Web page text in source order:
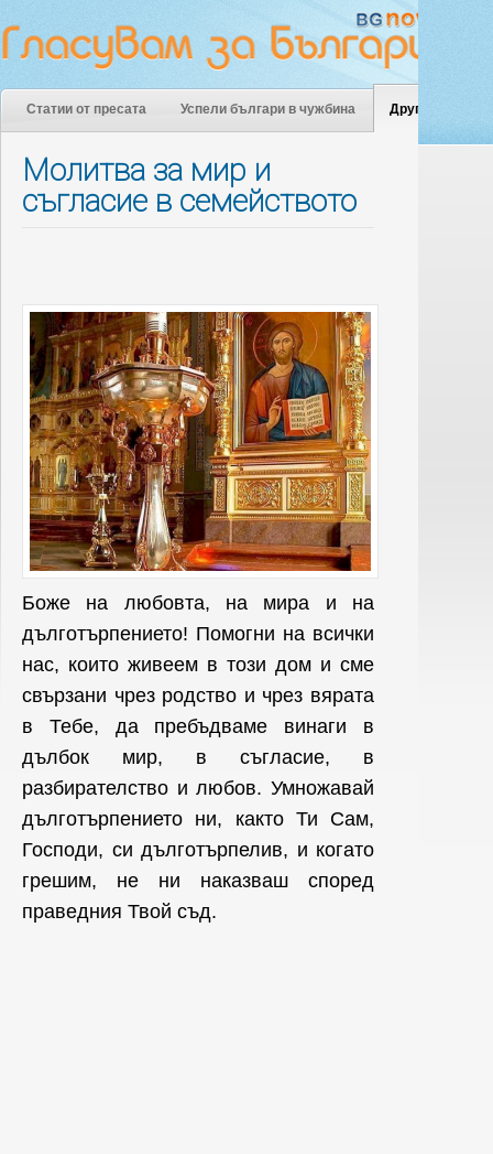
Статии от пресата Успели българи в чужбина Други
Молитва за мир и
съгласие в семейството
Боже на любовта, на мира и на
дълготърпението! Помогни на всички
нас, които живеем в този дом и сме
свързани чрез родство и чрез вярата
в Тебе, да пребъдваме винаги в
дълбок мир, в съгласие, в
разбирателство и любов. Умножавай
дълготърпението ни, както Ти Сам,
Господи, си дълготърпелив, и когато
грешим, не ни наказваш според
праведния Твой съд.